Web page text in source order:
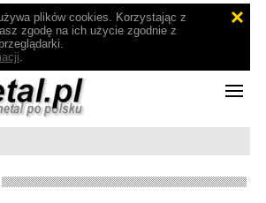
plików cookies. Korzystając z
zgodę na ich użycie zgodnie z
.